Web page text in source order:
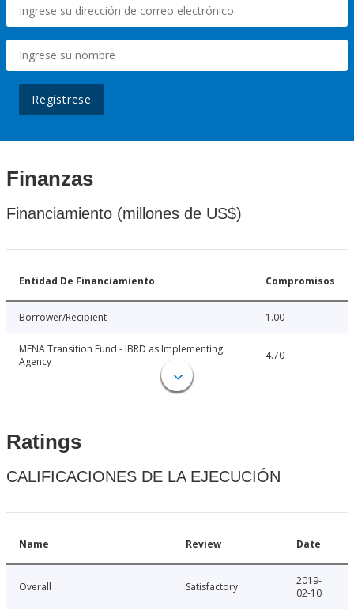
Regístrese
Finanzas
Financiamiento (millones de US$)
Entidad De Financiamiento Compromisos
Borrower/Recipient 1.00
MENA Transition Fund - IBRD as Implementing
Agency
4.70
Ratings
CALIFICACIONES DE LA EJECUCIÓN
Name Review Date
Overall Satisfactory
2019-
02-10